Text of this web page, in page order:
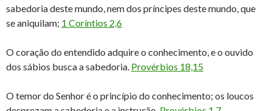
sabedoria deste mundo, nem dos príncipes deste mundo, que
se aniquilam; 1 Coríntios 2,6
O coração do entendido adquire o conhecimento, e o ouvido
dos sábios busca a sabedoria. Provérbios 18,15
O temor do Senhor é o princípio do conhecimento; os loucos